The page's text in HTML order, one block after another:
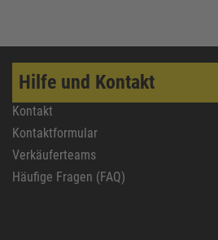
Hilfe und Kontakt
Kontakt
Kontaktformular
Verkäuferteams
Häufige Fragen (FAQ)